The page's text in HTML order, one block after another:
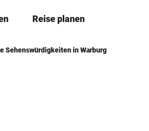
Reise planen
i
Sehenswürdigkeiten in Warburg